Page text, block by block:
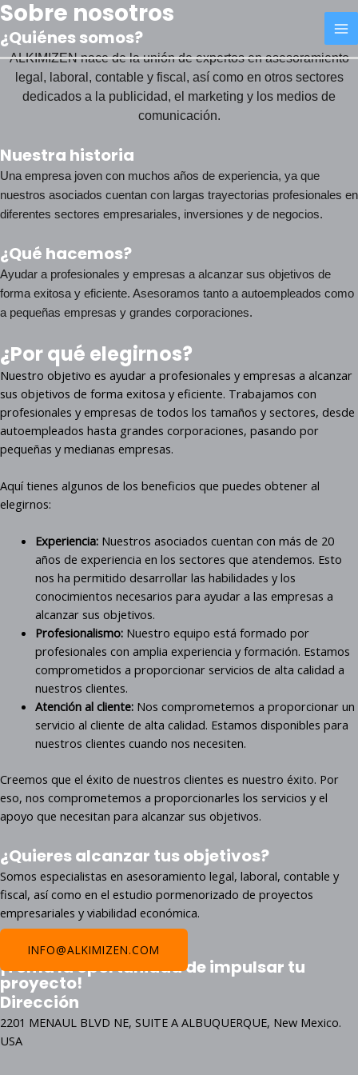
Skip
content
Sobre nosotros
¿Quiénes somos?
ALKIMIZEN nace de la unión de expertos en asesoramiento
legal, laboral, contable y fiscal, así como en otros sectores
dedicados a la publicidad, el marketing y los medios de
comunicación.
Nuestra historia
Una empresa joven con muchos años de experiencia, ya que
nuestros asociados cuentan con largas trayectorias profesionales en
diferentes sectores empresariales, inversiones y de negocios.
¿Qué hacemos?
Ayudar a profesionales y empresas a alcanzar sus objetivos de
forma exitosa y eficiente. Asesoramos tanto a autoempleados como
a pequeñas empresas y grandes corporaciones.
¿Por qué elegirnos?
Nuestro objetivo es ayudar a profesionales y empresas a alcanzar
sus objetivos de forma exitosa y eficiente. Trabajamos con
profesionales y empresas de todos los tamaños y sectores, desde
autoempleados hasta grandes corporaciones, pasando por
pequeñas y medianas empresas.
Aquí tienes algunos de los beneficios que puedes obtener al
elegirnos:
Experiencia:Nuestros asociados cuentan con más de 20
años de experiencia en los sectores que atendemos. Esto
nos ha permitido desarrollar las habilidades y los
conocimientos necesarios para ayudar a las empresas a
alcanzar sus objetivos.
Profesionalismo:Nuestro equipo está formado por
profesionales con amplia experiencia y formación. Estamos
comprometidos a proporcionar servicios de alta calidad a
nuestros clientes.
Atención al cliente:Nos comprometemos a proporcionar un
servicio al cliente de alta calidad. Estamos disponibles para
nuestros clientes cuando nos necesiten.
Creemos que el éxito de nuestros clientes es nuestro éxito. Por
eso, nos comprometemos a proporcionarles los servicios y el
apoyo que necesitan para alcanzar sus objetivos.
¿Quieres alcanzar tus objetivos?
Somos especialistas en asesoramiento legal, laboral, contable y
fiscal, así como en el estudio pormenorizado de proyectos
empresariales y viabilidad económica.
INFO@ALKIMIZEN.COM
¡Toma la oportunidad de impulsar tu
proyecto!
Dirección
2201 MENAUL BLVD NE, SUITE A ALBUQUERQUE, New Mexico.
USA